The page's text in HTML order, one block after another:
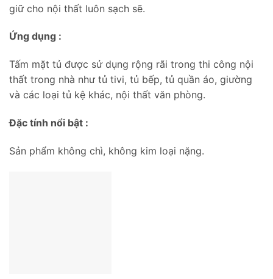
giữ cho nội thất luôn sạch sẽ.
Ứng dụng :
Tấm mặt tủ được sử dụng rộng rãi trong thi công nội
thất trong nhà như tủ tivi, tủ bếp, tủ quần áo, giường
và các loại tủ kệ khác, nội thất văn phòng.
Đặc tính nổi bật :
Sản phẩm không chì, không kim loại nặng.